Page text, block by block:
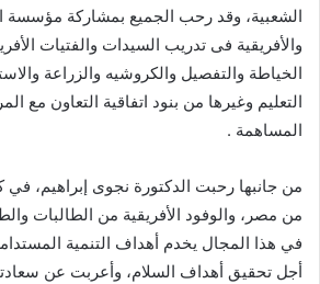
الشعبية، وقد رحب الجميع بمشاركة مؤسسة
والأفريقية فى تدريب السيدات والفتيات
الخياطة والتفصيل والكروشيه والزراعة
التعليم وغيرها من بنود اتفاقية التعاون مع
المساهمة .
من جانبها رحبت الدكتورة نجوى إبراهيم، في
من مصر، والوفود الأفريقية من الطالبات
في هذا المجال يخدم أهداف التنمية
أجل تحقيق أهداف السلام، وأعربت عن